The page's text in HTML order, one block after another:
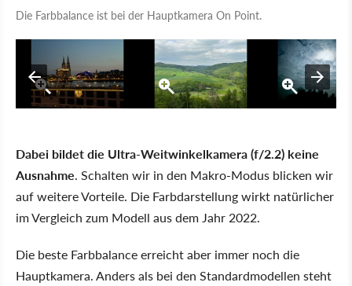
Die Farbbalance ist bei der Hauptkamera On Point.
Dabei bildet die Ultra-Weitwinkelkamera (f/2.2) keine
Ausnahme. Schalten wir in den Makro-Modus blicken wir
auf weitere Vorteile. Die Farbdarstellung wirkt natürlicher
im Vergleich zum Modell aus dem Jahr 2022.
Die beste Farbbalance erreicht aber immer noch die
Hauptkamera. Anders als bei den Standardmodellen steht